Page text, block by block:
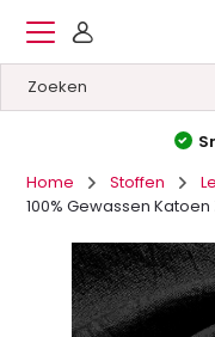
Home
Stoffen
100% Gewassen